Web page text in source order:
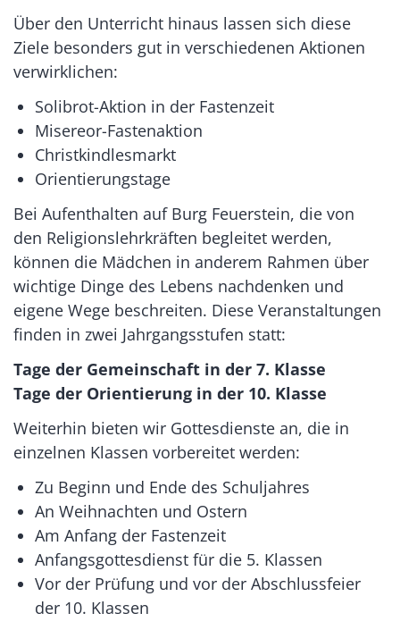
Über den Unterricht hinaus lassen sich diese
Ziele besonders gut in verschiedenen Aktionen
verwirklichen:
Solibrot-Aktion in der Fastenzeit
Misereor-Fastenaktion
Christkindlesmarkt
Orientierungstage
Bei Aufenthalten auf Burg Feuerstein, die von
den Religionslehrkräften begleitet werden,
können die Mädchen in anderem Rahmen über
wichtige Dinge des Lebens nachdenken und
eigene Wege beschreiten. Diese Veranstaltungen
finden in zwei Jahrgangsstufen statt:
Tage der Gemeinschaft in der 7. Klasse
Tage der Orientierung in der 10. Klasse
Weiterhin bieten wir Gottesdienste an, die in
einzelnen Klassen vorbereitet werden:
Zu Beginn und Ende des Schuljahres
An Weihnachten und Ostern
Am Anfang der Fastenzeit
Anfangsgottesdienst für die 5. Klassen
Vor der Prüfung und vor der Abschlussfeier
der 10. Klassen